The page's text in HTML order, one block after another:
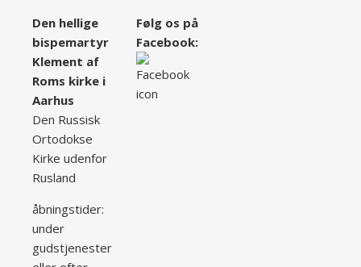
Den hellige
bispemartyr
Klement af
Roms kirke i
Aarhus
Den Russisk
Ortodokse
Kirke udenfor
Rusland
åbningstider:
under
gudstjenester
Følg os på
Facebook: